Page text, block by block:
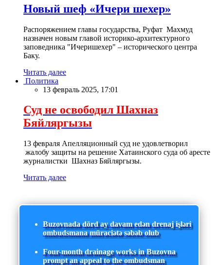
Новый шеф «Ичери шехер»
Распоряжением главы государства, Руфат Махмуд
назначен новым главой историко-архитектурного
заповедника "Ичеришехер" – исторического центра
Баку.
Читать далее
Политика
13 февраль 2025, 17:01
Суд не освободил Шахназ
Бяйляргызы
13 февраля Апелляционный суд не удовлетворил
жалобу защиты на решение Хатаинского суда об аресте
журналистки Шахназ Бяйляргызы.
Читать далее
Buzovnada dörd ay davam edən drenaj işləri
ombudsmana müraciətə səbəb olub
Four-month drainage works in Buzovna
prompt an appeal to the ombudsman